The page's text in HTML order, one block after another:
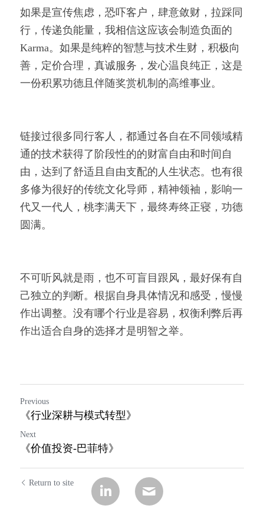
如果是宣传焦虑，恐吓客户，肆意敛财，拉踩同
行，传递负能量，我相信这应该会制造负面的
Karma。如果是纯粹的智慧与技术生财，积极向
善，定价合理，真诚服务，发心温良纯正，这是
一份积累功德且伴随奖赏机制的高维事业。
链接过很多同行客人，都通过各自在不同领域精
通的技术获得了阶段性的的财富自由和时间自
由，达到了舒适且自由支配的人生状态。也有很
多修为很好的传统文化导师，精神领袖，影响一
代又一代人，桃李满天下，最终寿终正寝，功德
圆满。
不可听风就是雨，也不可盲目跟风，最好保有自
己独立的判断。根据自身具体情况和感受，慢慢
作出调整。没有哪个行业是容易，权衡利弊后再
作出适合自身的选择才是明智之举。
Previous
《行业深耕与模式转型》
Next
《价值投资-巴菲特》
Return to site